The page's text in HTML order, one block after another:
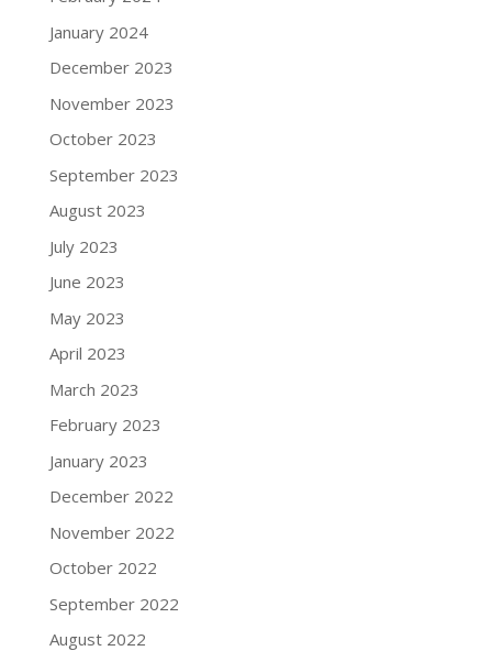
January 2024
December 2023
November 2023
October 2023
September 2023
August 2023
July 2023
June 2023
May 2023
April 2023
March 2023
February 2023
January 2023
December 2022
November 2022
October 2022
September 2022
August 2022